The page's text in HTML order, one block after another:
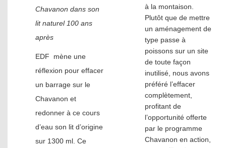
Chavanon dans son
lit naturel 100 ans
après
EDF mène une
réflexion pour effacer
un barrage sur le
Chavanon et
redonner à ce cours
d’eau son lit d’origine
sur 1300 ml. Ce
à la montaison.
Plutôt que de mettre
un aménagement de
type passe à
poissons sur un site
de toute façon
inutilisé, nous avons
préféré l’effacer
complètement,
profitant de
l’opportunité offerte
par le programme
Chavanon en action,